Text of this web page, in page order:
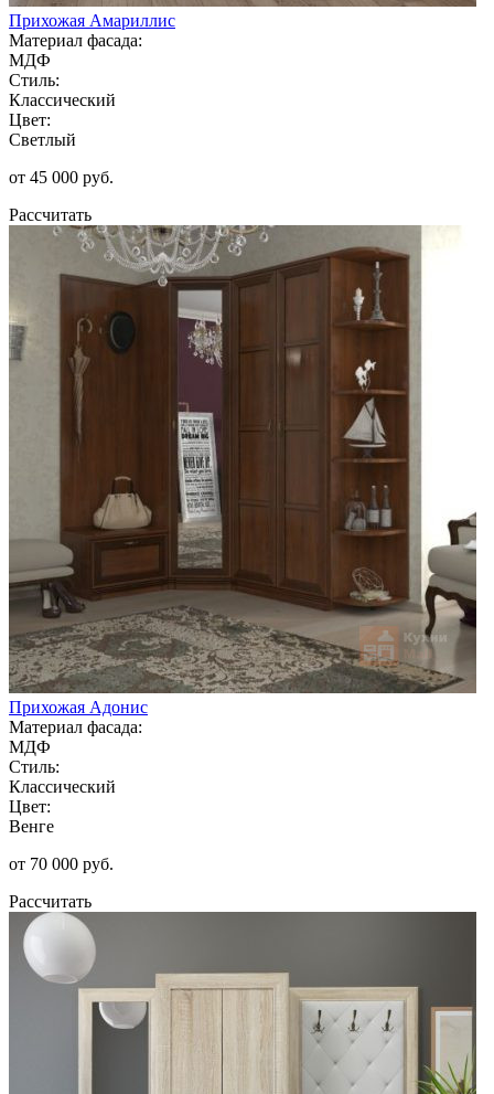
Прихожая Амариллис
Материал фасада:
МДФ
Стиль:
Классический
Цвет:
Светлый
от 45 000 руб.
Рассчитать
Прихожая Адонис
Материал фасада:
МДФ
Стиль:
Классический
Цвет:
Венге
от 70 000 руб.
Рассчитать